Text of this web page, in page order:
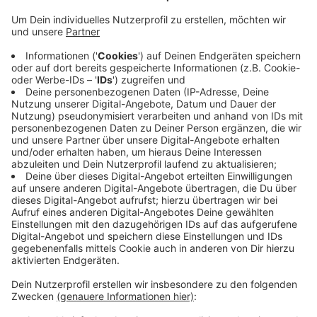
Ein Sprecher aus Weilerswist sagte uns, die
Gemeinde nimmt dafür selbst Geld in die Hand und
dass sie viel zu bieten hat. Denn neben den
Arbeiten in der Verwaltung gibt es auch zum
Beispiel Gemeinde-Fotografen, Förster,
Buchbinder oder Vermessungstechniker.
Das Online-Portal soll langsam wachsen und in
Zukunft sollen auch Bewerbungen übers Internet
möglich sein. Mehr Infos unterwww.berufe-nrw.de
Veröffentlicht:Mittwoch, 02.12.2020 11:13
Anzeige